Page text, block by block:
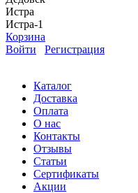
Истра
Истра-1
Корзина
Войти
Регистрация
Каталог
Доставка
Оплата
О нас
Контакты
Отзывы
Статьи
Сертификаты
Акции